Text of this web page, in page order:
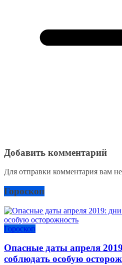
Добавить комментарий
Для отправки комментария вам
Гороскоп
Гороскоп
Опасные даты апреля
соблюдать особую